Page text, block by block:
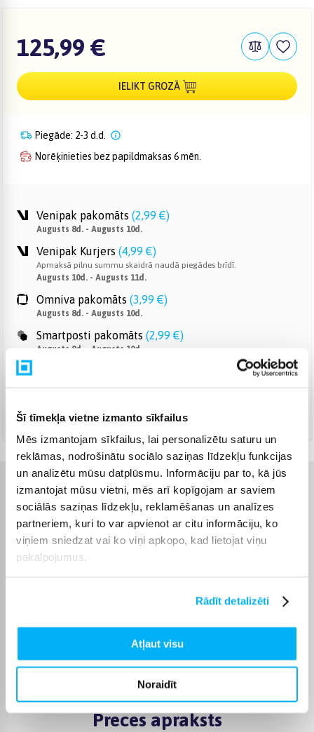
Šī tīmekļa vietne izmanto sīkfailus
Mēs izmantojam sīkfailus, lai personalizētu saturu un
reklāmas, nodrošinātu sociālo saziņas līdzekļu funkcijas
un analizētu mūsu datplūsmu. Informāciju par to, kā jūs
izmantojat mūsu vietni, mēs arī kopīgojam ar saviem
sociālās saziņas līdzekļu, reklamēšanas un analīzes
partneriem, kuri to var apvienot ar citu informāciju, ko
viņiem sniedzat vai ko viņi apkopo, kad lietojat viņu
pakalpojumus.
Rādīt detalizēti
Atļaut visu
Noraidīt
125,99 €
IELIKT GROZĀ
Piegāde: 2-3 d.d.
Norēķinieties bez papildmaksas 6 mēn.
Venipak pakomāts (2,99 €)
Augusts 8d. - Augusts 10d.
Venipak Kurjers (4,99 €)
Apmaksā pilnu summu skaidrā naudā piegādes brīdī.
Augusts 10d. - Augusts 11d.
Omniva pakomāts (3,99 €)
Augusts 8d. - Augusts 10d.
Smartposti pakomāts (2,99 €)
Augusts 8d. - Augusts 10d.
Augusts 10d. - Augusts 11d.
Raksturlielumi
Ražotājs Chef's Choice
Garantijas laiks
Balts
Preces apraksts